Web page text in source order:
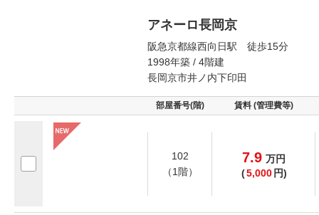
アネーロ長岡京
阪急京都線西向日駅 徒歩15分
1998年築 / 4階建
長岡京市井ノ内下印田
部屋番号(階) 賃料 (管理費等)
102
（1階）
7.9 万円
(5,000 円)